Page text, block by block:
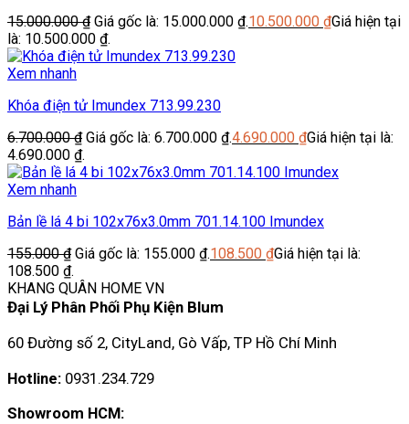
15.000.000₫ Giá gốc là: 15.000.000 ₫.10.500.000 ₫Giá hiện tại
là: 10.500.000 ₫.
Xem nhanh
Khóa điện tử Imundex 713.99.230
6.700.000₫ Giá gốc là: 6.700.000 ₫.4.690.000 ₫Giá hiện tại là:
4.690.000 ₫.
Xem nhanh
Bản lề lá 4 bi 102x76x3.0mm 701.14.100 Imundex
155.000₫ Giá gốc là: 155.000 ₫.108.500 ₫Giá hiện tại là:
108.500 ₫.
KHANG QUÂN HOME VN
Đại Lý Phân Phối Phụ Kiện Blum
60 Đường số 2, CityLand, Gò Vấp, TP Hồ Chí Minh
Hotline: 0931.234.729
Showroom HCM: